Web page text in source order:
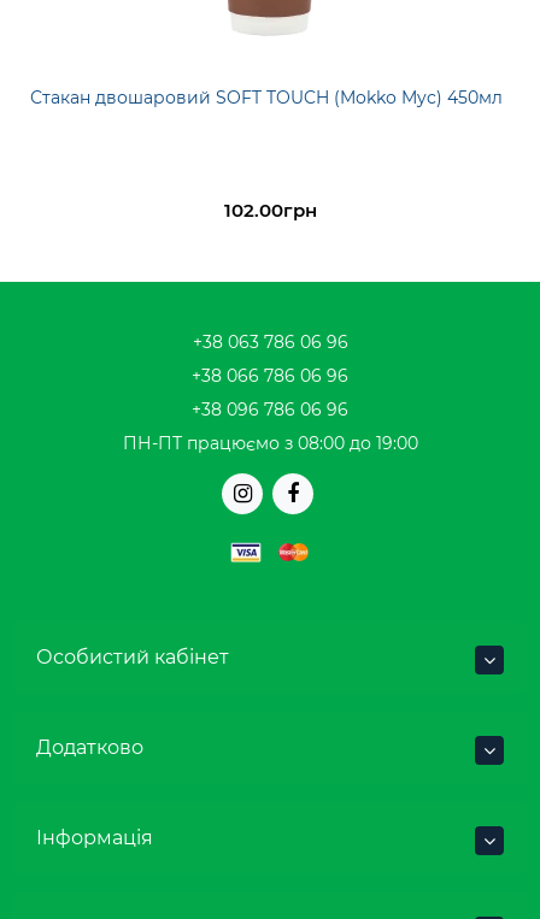
Стакан двошаровий SOFT TOUCH (Mokko Myc) 450мл
102.00грн
+38 063 786 06 96
+38 066 786 06 96
+38 096 786 06 96
ПН-ПТ працюємо з 08:00 до 19:00
Особистий кабінет
Додатково
Інформація